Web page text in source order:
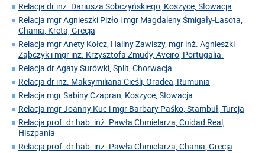
Relacja dr inż. Dariusza Sobczyńskiego, Koszyce, Słowacja
Relacja mgr Agnieszki Pizło i mgr Magdaleny Śmigały-Lasota,
Chania, Kreta, Grecja
Relacja mgr Anety Kołcz, Haliny Zawiszy, mgr inż. Agnieszki
Ząbczyk i mgr inż. Krzysztofa Żmudy, Aveiro, Portugalia.
Relacja dr Agaty Surówki, Split, Chorwacja
Relacja dr inż. Maksymiliana Cieśli, Oradea, Rumunia
Relacja mgr Sabiny Czapran, Koszyce, Słowacja
Relacja mgr Joanny Kuc i mgr Barbary Paśko, Stambuł, Turcja
Relacja prof. dr hab. inż. Pawła Chmielarza, Cuidad Real,
Hiszpania
Relacja prof. dr hab. inż. Pawła Chmielarza, Chania, Grecja